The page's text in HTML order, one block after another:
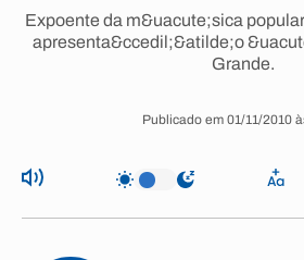
Expoente da m&uacute;sica
apresenta&ccedil;&atilde;o
Grande.
Publicado em 01/11/2010